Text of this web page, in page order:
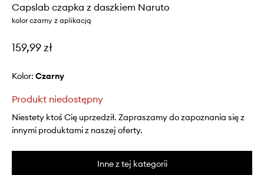
Capslab czapka z daszkiem Naruto
kolor czarny z aplikacją
159,99 zł
Kolor: czarny
Produkt niedostępny
Niestety ktoś Cię uprzedził. Zapraszamy do zapoznania się z
innymi produktami z naszej oferty.
Inne z tej kategorii